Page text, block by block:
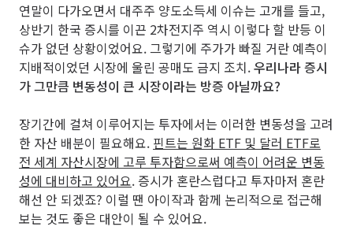
연말이 다가오면서 대주주 양도소득세 이슈는 고개를 들고,
상반기 한국 증시를 이끈 2차전지주 역시 이렇다 할 반등 이
슈가 없던 상황이었어요. 그렇기에 주가가 빠질 거란 예측이
지배적이었던 시장에 울린 공매도 금지 조치.우리나라 증시
가 그만큼 변동성이 큰 시장이라는 방증 아닐까요?
장기간에 걸쳐 이루어지는 투자에서는 이러한 변동성을 고려
한 자산 배분이 필요해요. 핀트는 원화 ETF 및 달러 ETF로
전 세계 자산시장에 고루 투자함으로써 예측이 어려운 변동
성에 대비하고 있어요. 증시가 혼란스럽다고 투자마저 혼란
해선 안 되겠죠? 이럴 땐 아이작과 함께 논리적으로 접근해
보는 것도 좋은 대안이 될 수 있어요.